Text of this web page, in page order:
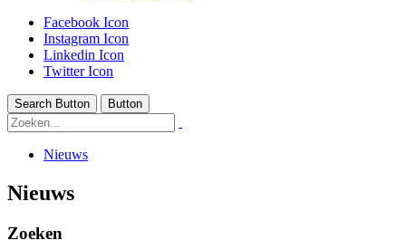
Facebook Icon
Instagram Icon
Linkedin Icon
Twitter Icon
Search Button Button
Nieuws
Nieuws
Zoeken